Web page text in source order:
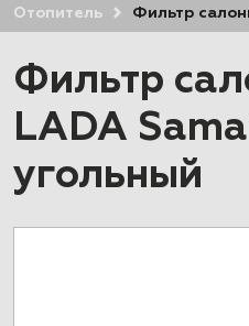
Отопитель Фильтр
Фильтр
LADA
угольный